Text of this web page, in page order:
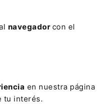
navegador con el
en nuestra página
tu interés.